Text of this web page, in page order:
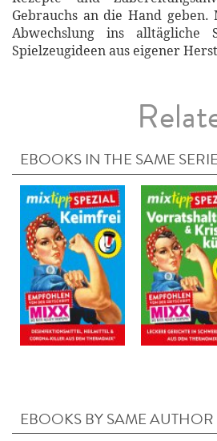
Gebrauchs an die Hand
Abwechslung ins
Spielzeugideen aus eigener
EBOOKS IN THE SAME
EBOOKS BY SAME AUTHOR